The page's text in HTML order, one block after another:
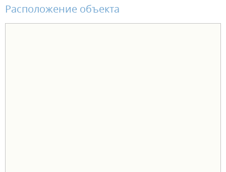
Расположение объекта